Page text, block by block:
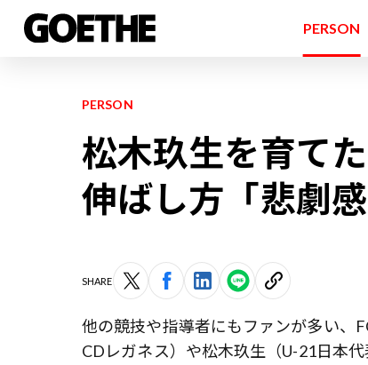
PERSON
PERSON
松木玖生を育て
伸ばし方「悲劇
SHARE
他の競技や指導者にもファンが多い、
CDレガネス）や松木玖生（U-21日本